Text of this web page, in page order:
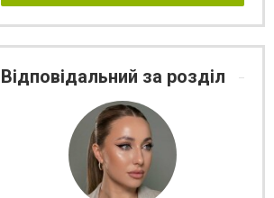
Відповідальний за розділ